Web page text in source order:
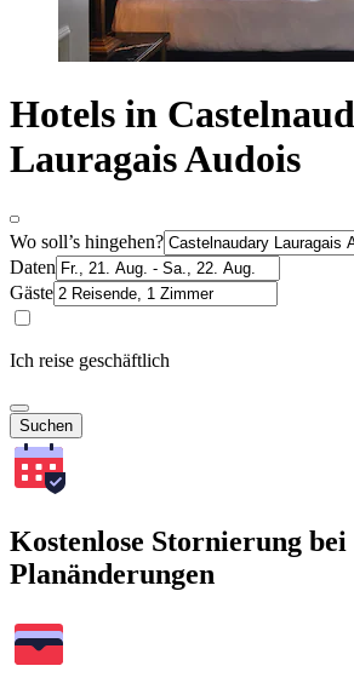
Hotels in
Lauragais Audois
Wo soll’s hingehen?
Daten
Gäste
Ich reise geschäftlich
Suchen
Kostenlose Stornierung bei
Planänderungen